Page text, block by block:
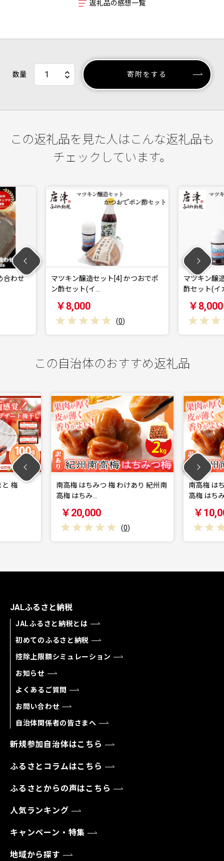
返礼品の感想一覧
数量 寄附をする
この返礼品を見た人はこんな返礼品も
チェックしています。
ット[4] かつおでポ
マツキン醸造セット[3] かぼすポン
酢セット(イカ…
この自治体のおすすめ返礼品
梅 はちみつ 梅 わけあり 紀州南
(0 )
南高梅 はちみつ 梅 わけあり
(0 )
JALふるさと納税
JALふるさと納税とは
初めてのふるさと納税
控除上限額シミュレーション
お知らせ
よくあるご質問
お問い合わせ
自治体関係者の皆さまへ
新規参加自治体はこちら
ふるさとコラムはこちら
ふるさとからの声はこちら
人気ランキング
キャンペーン・特集
地域から探す